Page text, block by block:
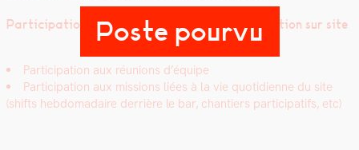
Poste pourvu
Par­tic­i­pa­tion à la vie quo­ti­di­enne de l’association sur site
Par­tic­i­pa­tion aux réu­nions d’équipe
Par­tic­i­pa­tion aux mis­sions liées à la vie quo­ti­di­enne du site
(shifts heb­do­madaire der­rière le bar, chantiers par­tic­i­pat­ifs, etc)